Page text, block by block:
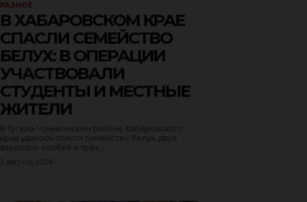
РАЗНОЕ
В ХАБАРОВСКОМ КРАЕ
СПАСЛИ СЕМЕЙСТВО
БЕЛУХ: В ОПЕРАЦИИ
УЧАСТВОВАЛИ
СТУДЕНТЫ И МЕСТНЫЕ
ЖИТЕЛИ
В Тугуро-Чумиканском районе Хабаровского
края удалось спасти семейство белух, двух
взрослых особей и трёх...
3 августа 2026